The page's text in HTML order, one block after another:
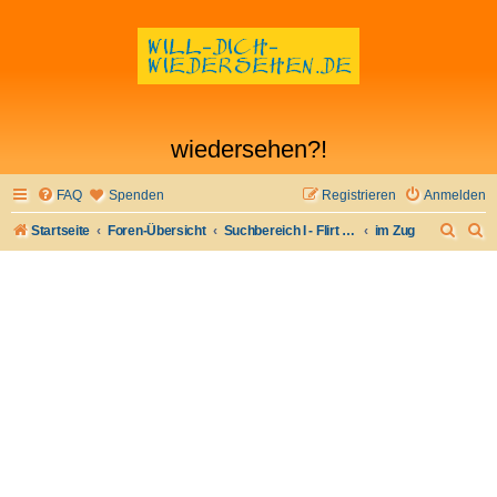
wiedersehen?!
FAQ Spenden Anmelden
Registrieren
Startseite Foren-Übersicht Suchbereich I - Flirt verloren- Flirt wiederfinden im Zug